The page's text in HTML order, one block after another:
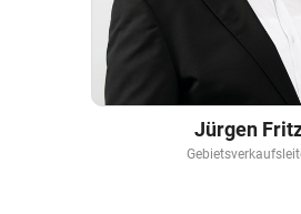
Jürgen